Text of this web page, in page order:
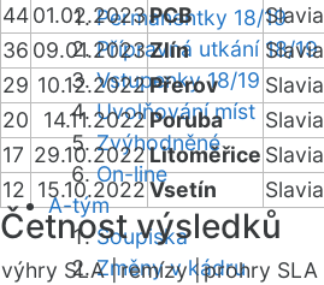
Permanentky 18/19
Přípravná utkání 18/19
Vstupenky 18/19
Uvolňování míst
Zvýhodněné
On-line
A-tým
Soupiska
Změny v kádru
4401.02.2023PCB Slavia
36 09.01.2023Zlín Slavia
29 10.12.2022Přerov Slavia
20
14.11.2022Poruba Slavia
17 29.10.2022Litoměřice Slavia
12 15.10.2022Vsetín Slavia
Četnost výsledků
výhry SLA |remízy |prohry SLA